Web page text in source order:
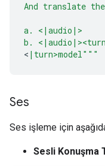
And translate
a. <|audio|>
b.
< |turn>model"""
Ses
Ses işleme için
Sesli Konuşma